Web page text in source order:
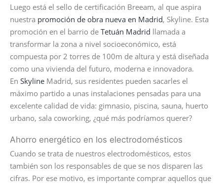
Luego está el sello de certificación Breeam, al que aspira
nuestra promoción de obra nueva en Madrid, Skyline. Esta
promoción en el barrio de Tetuán Madrid llamada a
transformar la zona a nivel socioeconómico, está
compuesta por 2 torres de 100m de altura y está diseñada
como una vivienda del futuro, moderna e innovadora.
En Skyline Madrid, sus residentes pueden sacarles el
máximo partido a unas instalaciones pensadas para una
excelente calidad de vida: gimnasio, piscina, sauna, huerto
urbano, sala coworking, ¿qué más podríamos querer?
Ahorro energético en los electrodomésticos
Cuando se trata de nuestros electrodomésticos, estos
también son los responsables de que se nos disparen las
cifras. Por ese motivo, es importante comprar aquellos que